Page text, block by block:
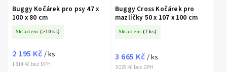
Buggy Kočárek pro psy 47 x
100 x 80 cm
Skladem (>10 ks)
1 814 Kč bez DPH
2 195 Kč / ks
Buggy Cross Kočárek pro
mazlíčky 50 x 107 x 100 cm
Skladem (7 ks)
3 029 Kč bez DPH
3 665 Kč / ks